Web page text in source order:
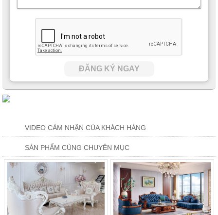
ĐĂNG KÝ NGAY
VIDEO CẢM NHẬN CỦA KHÁCH HÀNG
SẢN PHẨM CÙNG CHUYÊN MỤC